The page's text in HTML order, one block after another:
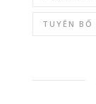
TUYÊN BỐ